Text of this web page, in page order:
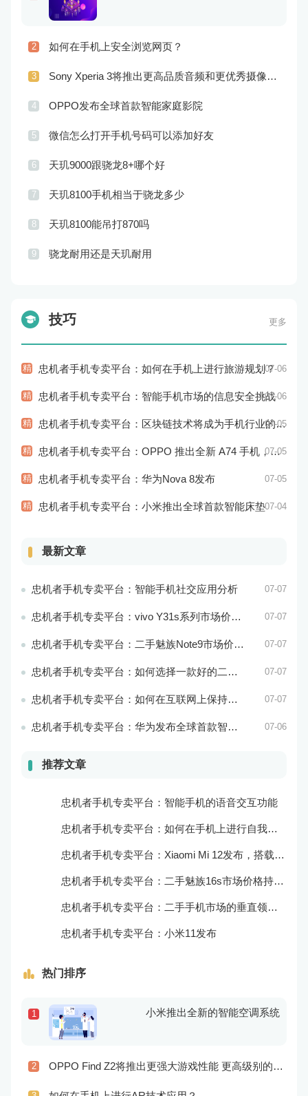
2 如何在手机上安全浏览网页？
3 Sony Xperia 3将推出更高品质音频和更优秀摄像技术
4 OPPO发布全球首款智能家庭影院
5 微信怎么打开手机号码可以添加好友
6 天玑9000跟骁龙8+哪个好
7 天玑8100手机相当于骁龙多少
8 天玑8100能吊打870吗
9 骁龙耐用还是天玑耐用
技巧 更多
精 忠机者手机专卖平台：如何在手机上进行旅游规划？07-06
精 忠机者手机专卖平台：智能手机市场的信息安全挑战07-06
精 忠机者手机专卖平台：区块链技术将成为手机行业的新的趋势07-05
精 忠机者手机专卖平台：OPPO 推出全新 A74 手机，采用 AMOLED 屏幕和大容量电池07-05
精 忠机者手机专卖平台：华为Nova 8发布 07-05
精 忠机者手机专卖平台：小米推出全球首款智能床垫07-04
最新文章
忠机者手机专卖平台：智能手机社交应用分析 07-07
忠机者手机专卖平台：vivo Y31s系列市场价格走势平稳 07-07
忠机者手机专卖平台：二手魅族Note9市场价格持续下跌 07-07
忠机者手机专卖平台：如何选择一款好的二手手机应用？ 07-07
忠机者手机专卖平台：如何在互联网上保持安全？ 07-07
忠机者手机专卖平台：华为发布全球首款智能物业管理系统 07-06
推荐文章
忠机者手机专卖平台：智能手机的语音交互功能
忠机者手机专卖平台：如何在手机上进行自我提升？
忠机者手机专卖平台：Xiaomi Mi 12发布，搭载更为出色的相机和处理器
忠机者手机专卖平台：二手魅族16s市场价格持续波动
忠机者手机专卖平台：二手手机市场的垂直领域拓展
忠机者手机专卖平台：小米11发布
热门排序
1 小米推出全新的智能空调系统
2 OPPO Find Z2将推出更强大游戏性能 更高级别的音频技术